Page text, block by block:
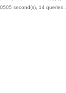
second(s), 14 queries .